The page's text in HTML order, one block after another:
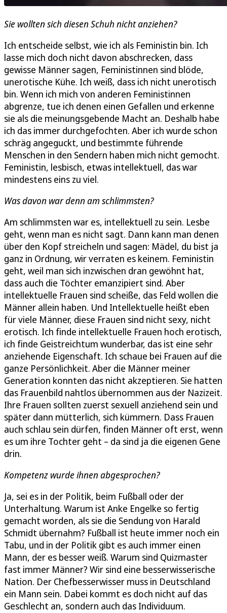
Sie wollten sich diesen Schuh nicht anziehen?
Ich entscheide selbst, wie ich als Feministin bin. Ich
lasse mich doch nicht davon abschrecken, dass
gewisse Männer sagen, Feministinnen sind blöde,
unerotische Kühe. Ich weiß, dass ich nicht unerotisch
bin. Wenn ich mich von anderen Feministinnen
abgrenze, tue ich denen einen Gefallen und erkenne
sie als die meinungsgebende Macht an. Deshalb habe
ich das immer durchgefochten. Aber ich wurde schon
schräg angeguckt, und bestimmte führende
Menschen in den Sendern haben mich nicht gemocht.
Feministin, lesbisch, etwas intellektuell, das war
mindestens eins zu viel.
Was davon war denn am schlimmsten?
Am schlimmsten war es, intellektuell zu sein. Lesbe
geht, wenn man es nicht sagt. Dann kann man denen
über den Kopf streicheln und sagen: Mädel, du bist ja
ganz in Ordnung, wir verraten es keinem. Feministin
geht, weil man sich inzwischen dran gewöhnt hat,
dass auch die Töchter emanzipiert sind. Aber
intellektuelle Frauen sind scheiße, das Feld wollen die
Männer allein haben. Und Intellektuelle heißt eben
für viele Männer, diese Frauen sind nicht sexy, nicht
erotisch. Ich finde intellektuelle Frauen hoch erotisch,
ich finde Geistreichtum wunderbar, das ist eine sehr
anziehende Eigenschaft. Ich schaue bei Frauen auf die
ganze Persönlichkeit. Aber die Männer meiner
Generation konnten das nicht akzeptieren. Sie hatten
das Frauenbild nahtlos übernommen aus der Nazizeit.
Ihre Frauen sollten zuerst sexuell anziehend sein und
später dann mütterlich, sich kümmern. Dass Frauen
auch schlau sein dürfen, finden Männer oft erst, wenn
es um ihre Tochter geht – da sind ja die eigenen Gene
drin.
Kompetenz wurde ihnen abgesprochen?
Ja, sei es in der Politik, beim Fußball oder der
Unterhaltung. Warum ist Anke Engelke so fertig
gemacht worden, als sie die Sendung von Harald
Schmidt übernahm? Fußball ist heute immer noch ein
Tabu, und in der Politik gibt es auch immer einen
Mann, der es besser weiß. Warum sind Quizmaster
fast immer Männer? Wir sind eine besserwisserische
Nation. Der Chefbesserwisser muss in Deutschland
ein Mann sein. Dabei kommt es doch nicht auf das
Geschlecht an, sondern auch das Individuum.